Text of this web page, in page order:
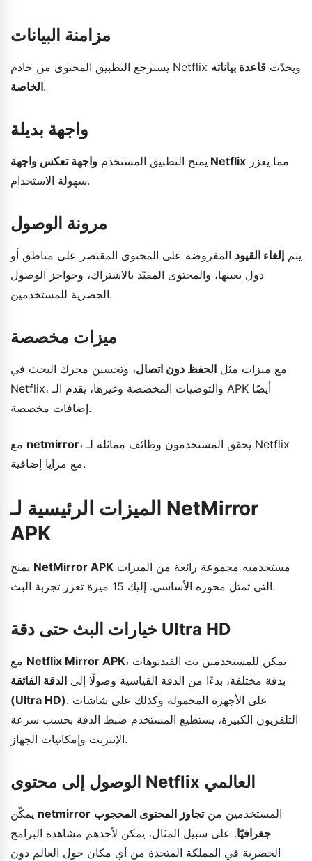
مزامنة البيانات
يسترجع التطبيق المحتوى من خادم Netflix ويحدّث قاعدة بياناته
الخاصة.
واجهة بديلة
يمنح التطبيق المستخدم واجهة تعكس واجهة Netflix
سهولة الاستخدام.
مرونة الوصول
يتم إلغاء القيود المفروضة على المحتوى المقتصر على مناطق أو
دول بعينها، والمحتوى المقيّد بالاشتراك، وحواجز الوصول
الحصرية للمستخدمين.
ميزات مخصصة
مع ميزات مثل الحفظ دون اتصال، وتحسين محرك البحث في
Netflix، والتوصيات المخصصة وغيرها، يقدم الـ APK أيضًا
إضافات مخصصة.
netmirror، يحقق المستخدمون وظائف مماثلة لـ Netflix
مع مزايا إضافية.
الميزات الرئيسية لـ NetMirror
APK
NetMirror APK
التي تمثل محوره الأساسي. إليك 15 ميزة تعزز تجربة البث.
خيارات البث حتى دقة Ultra HD
Netflix Mirror APK، يمكن للمستخدمين بث الفيديوهات
بدقة مختلفة، بدءًا من الدقة القياسية وصولًا إلى الدقة الفائقة
(Ultra HD). على الأجهزة المحمولة وكذلك على شاشات
التلفزيون الكبيرة، يستطيع المستخدم ضبط الدقة بحسب سرعة
الإنترنت وإمكانيات الجهاز.
الوصول إلى محتوى Netflix العالمي
netmirror المستخدمين منتجاوز المحتوى المحجوب
جغرافيًا. على سبيل المثال، يمكن لأحدهم مشاهدة البرامج
الحصرية في المملكة المتحدة من أي مكان حول العالم دون